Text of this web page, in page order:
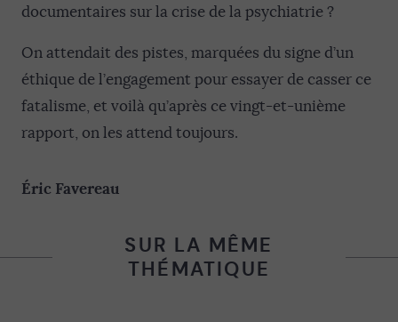
documentaires sur la crise de la psychiatrie ?
On attendait des pistes, marquées du signe d’un
éthique de l’engagement pour essayer de casser ce
fatalisme, et voilà qu’après ce vingt-et-unième
rapport, on les attend toujours.
Éric Favereau
SUR LA MÊME
THÉMATIQUE